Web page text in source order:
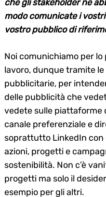
che gli stakeholder ne
modo comunicate i
vostro pubblico di
Noi comunichiamo per
lavoro, dunque tramite
pubblicitarie, per
delle pubblicità che
vedete sulle piattaforme
canale preferenziale e
soprattutto LinkedIn
azioni, progetti e
sostenibilità. Non c’è
progetti ma solo il
esempio per gli altri.